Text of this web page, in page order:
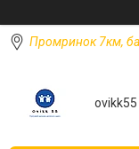
Промринок 7км,
ovikk55